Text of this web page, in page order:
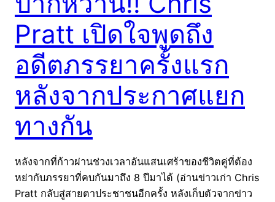
Pratt เปิดใจพูดถึง
อดีตภรรยาครั้งแรก
หลังจากประกาศแยก
ทางกัน
หลังจากที่ก้าวผ่านช่วงเวลาอันแสนเศร้าของชีวิตคู่ที่ต้อง
หย่ากับภรรยาที่คบกันมาถึง 8 ปีมาได้ (อ่านข่าวเก่า Chris
Pratt กลับสู่สายตาประชาชนอีกครั้ง หลังเก็บตัวจากข่าว